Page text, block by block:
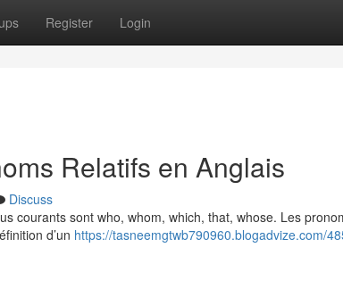
Register Login
Relatifs en Anglais
Discuss
courants sont who, whom, which, that, whose. Les
d’un https://tasneemgtwb790960.blogadvize.com/